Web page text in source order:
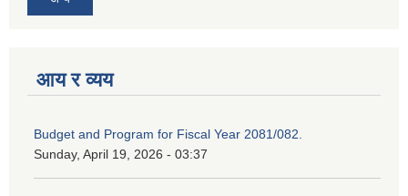
आय र व्यय
Budget and Program for Fiscal Year 2081/082.
Sunday, April 19, 2026 - 03:37